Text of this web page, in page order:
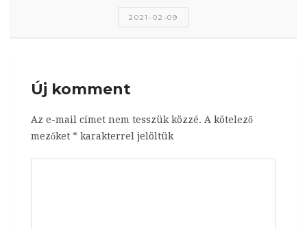
2021-02-09
Új komment
Az e-mail címet nem tesszük közzé. A kötelező
mezőket * karakterrel jelöltük